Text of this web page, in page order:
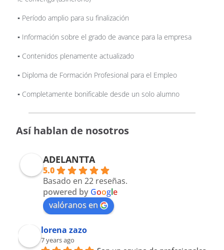
▪️ Período amplio para su finalización
▪️ Información sobre el grado de avance para la empresa
▪️ Contenidos plenamente actualizado
▪️ Diploma de Formación Profesional para el Empleo
▪️ Completamente bonificable desde un solo alumno
Así hablan de nosotros
ADELANTTA
5.0
Basado en 22 reseñas.
powered by Google
valóranos en
lorena zazo
7 years ago